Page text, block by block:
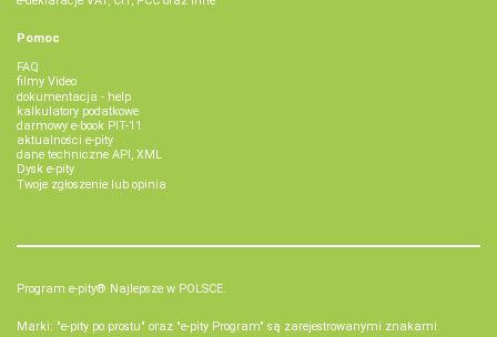
Pomoc
FAQ
filmy Video
dokumentacja - help
kalkulatory podatkowe
darmowy e-book PIT-11
aktualności e-pity
dane techniczne API, XML
Dysk e-pity
Twoje zgłoszenie lub opinia
Program e-pity® Najlepsze w POLSCE.
Marki: "e-pity po prostu" oraz "e-pity Program" są zarejestrowanymi znakami